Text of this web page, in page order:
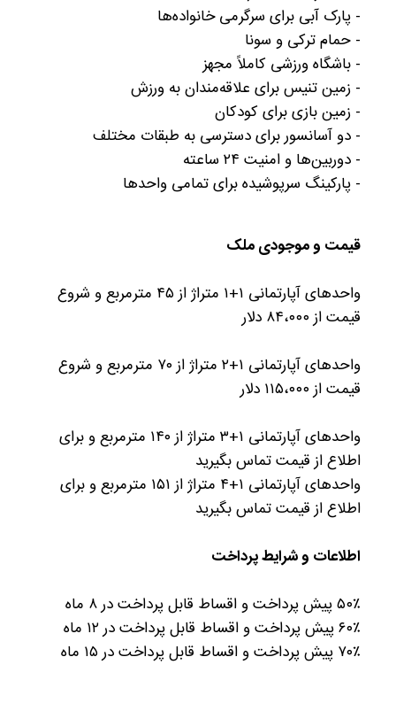
- پارک آبی برای سرگرمی خانواده‌ها
- حمام ترکی و سونا
- باشگاه ورزشی کاملاً مجهز
- زمین تنیس برای علاقه‌مندان به ورزش
- زمین بازی برای کودکان
- دو آسانسور برای دسترسی به طبقات مختلف
- دوربین‌ها و امنیت ۲۴ ساعته
- پارکینگ سرپوشیده برای تمامی واحدها
قیمت و موجودی ملک
واحدهای آپارتمانی ۱+۱ متراژ از ۴۵ مترمربع و شروع
قیمت از ۸۴،۰۰۰ دلار
واحدهای آپارتمانی ۱+۲ متراژ از ۷۰ مترمربع و شروع
قیمت از ۱۱۵،۰۰۰ دلار
واحدهای آپارتمانی ۱+۳ متراژ از ۱۴۰ مترمربع و برای
اطلاع از قیمت تماس بگیرید
واحدهای آپارتمانی ۱+۴ متراژ از ۱۵۱ مترمربع و برای
اطلاع از قیمت تماس بگیرید
اطلاعات و شرایط پرداخت
۵۰٪ پیش پرداخت و اقساط قابل پرداخت در ۸ ماه
۶۰٪ پیش پرداخت و اقساط قابل پرداخت در ۱۲ ماه
۷۰٪ پیش پرداخت و اقساط قابل پرداخت در ۱۵ ماه